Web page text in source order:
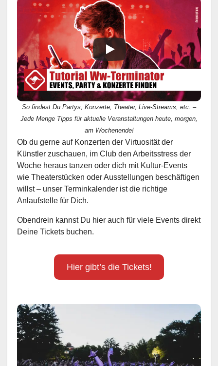
So findest Du Partys, Konzerte, Theater, Live-Streams, etc. –
Jede Menge Tipps für aktuelle Veranstaltungen heute, morgen,
am Wochenende!
Ob du gerne auf Konzerten der Virtuosität der
Künstler zuschauen, im Club den Arbeitsstress der
Woche heraus tanzen oder dich mit Kultur-Events
wie Theaterstücken oder Ausstellungen beschäftigen
willst – unser Terminkalender ist die richtige
Anlaufstelle für Dich.
Obendrein kannst Du hier auch für viele Events direkt
Deine Tickets buchen.
Hier gibt’s die Tickets!